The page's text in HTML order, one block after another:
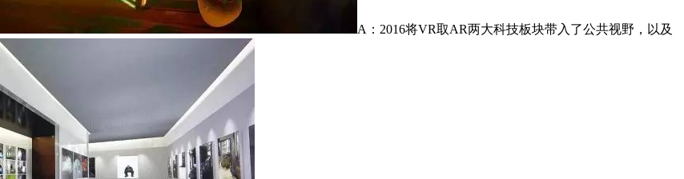
A：2016将VR取AR两大科技板块带入了公共视野，以及